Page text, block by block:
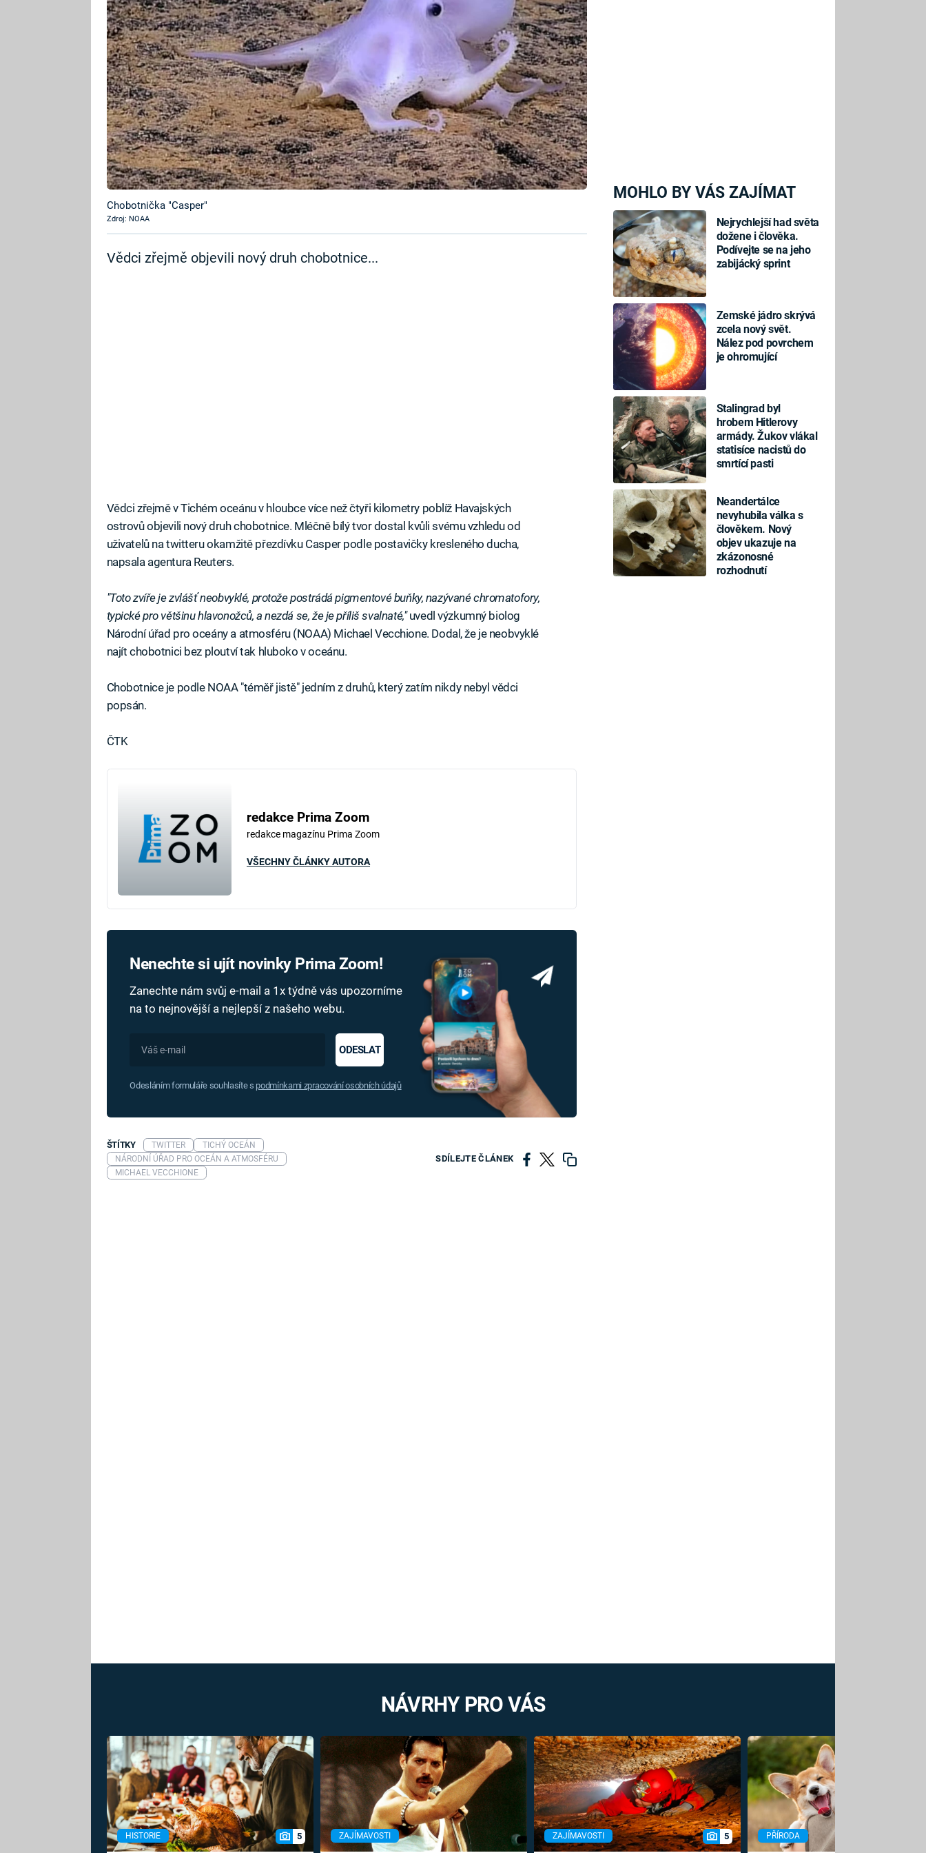
MOHLO BY VÁS ZAJÍMAT
Nejrychlejší had světa
dožene i člověka.
Podívejte se na jeho
zabijácký sprint
Zemské jádro skrývá
zcela nový svět.
Nález pod povrchem
je ohromující
Stalingrad byl
hrobem Hitlerovy
armády. Žukov vlákal
statisíce nacistů do
smrtící pasti
Neandertálce
nevyhubila válka s
člověkem. Nový
objev ukazuje na
zkázonosné
rozhodnutí
Chobotnička "Casper"
Zdroj: NOAA
Vědci zřejmě objevili nový druh chobotnice...
Vědci zřejmě v Tichém oceánu v hloubce více než čtyři kilometry poblíž Havajských
ostrovů objevili nový druh chobotnice. Mléčně bílý tvor dostal kvůli svému vzhledu od
uživatelů na twitteru okamžitě přezdívku Casper podle postavičky kresleného ducha,
napsala agentura Reuters.
"Toto zvíře je zvlášť neobvyklé, protože postrádá pigmentové buňky, nazývané chromatofory,
typické pro většinu hlavonožců, a nezdá se, že je příliš svalnaté,"uvedl výzkumný biolog
Národní úřad pro oceány a atmosféru (NOAA) Michael Vecchione. Dodal, že je neobvyklé
najít chobotnici bez ploutví tak hluboko v oceánu.
Chobotnice je podle NOAA "téměř jistě" jedním z druhů, který zatím nikdy nebyl vědci
popsán.
ČTK
redakce Prima Zoom
redakce magazínu Prima Zoom
VŠECHNY ČLÁNKY AUTORA
Nenechte si ujít novinky Prima Zoom!
Zanechte nám svůj e-mail a 1x týdně vás upozorníme
na to nejnovější a nejlepší z našeho webu.
ODESLAT
Odesláním formuláře souhlasíte s podmínkami zpracování osobních údajů
SDÍLEJTE ČLÁNEK
ŠTÍTKY TWITTER
TICHÝ OCEÁN
NÁRODNÍ ÚŘAD PRO OCEÁN A ATMOSFÉRU
MICHAEL VECCHIONE
NÁVRHY PRO VÁS
HISTORIE 5 ZAJÍMAVOSTI ZAJÍMAVOSTI 5 PŘÍRODA